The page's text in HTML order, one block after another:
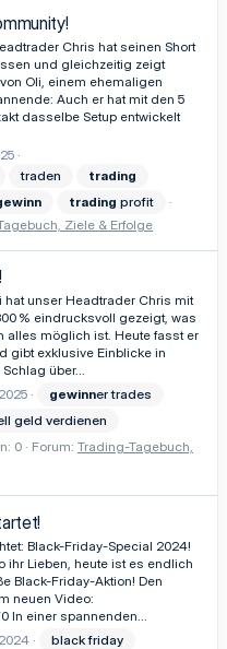
Chris hat seinen Short
und gleichzeitig zeigt
Oli, einem ehemaligen
Auch er hat mit den 5
dasselbe Setup entwickelt
traden
trading
trading profit
Ziele & Erfolge
unser Headtrader Chris mit
% eindrucksvoll gezeigt, was
alles möglich ist. Heute fasst er
gibt exklusive Einblicke in
über...
gewinner trades
geld verdienen
0 Forum: Trading-Tagebuch,
Black-Friday-Special 2024!
ihr Lieben, heute ist es endlich
Black-Friday-Aktion! Den
neuen Video:
In einer spannenden...
black friday